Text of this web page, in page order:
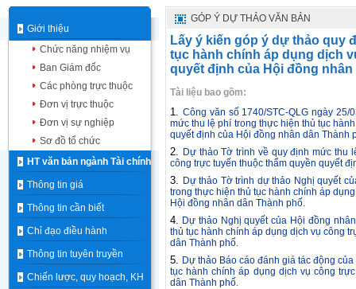
Giới thiệu
Chức năng nhiệm vụ
Ban Giám đốc
Các phòng trực thuộc
Đơn vị trực thuộc
Đơn vị sự nghiệp
Sơ đồ tổ chức
HT văn bản ngành Tài chính
Thông tin giá
Thông tin cần biết
Chỉ đạo điều hành
Thông tin tuyên truyền
Chiến lược, quy hoạch, KH
GÓP Ý DỰ THẢO VĂN BẢN
Lấy ý kiến góp ý dự thảo quy
tục hành chính áp dụng dịch
quyết định của Hội đồng
Tài liệu bao gồm:
1. Công văn số 1740/STC-QLG ngày
mức thu lệ phí trong thực hiện thủ tục
quyết định của Hội đồng nhân dân Thành
2. Dự thảo Tờ trình về quy định mức thu
công trực tuyến thuộc thẩm quyền quyết
3. Dự thảo Tờ trình dự thảo Nghị quyết
trong thực hiện thủ tục hành chính áp
Hội đồng nhân dân Thành phố.
4. Dự thảo Nghị quyết của Hội đồng
thủ tục hành chính áp dụng dịch vụ công
dân Thành phố.
5. Dự thảo Báo cáo đánh giá tác động
tục hành chính áp dụng dịch vụ công
dân Thành phố.